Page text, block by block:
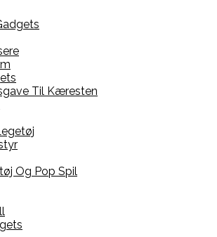
Til Kæresten
Og Pop Spil